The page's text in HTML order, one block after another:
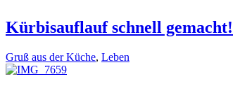
Kürbisauflauf schnell gemacht!
Gruß aus der Küche, Leben